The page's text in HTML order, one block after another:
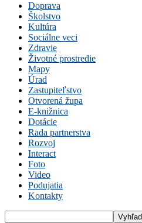
Doprava
Školstvo
Kultúra
Sociálne veci
Zdravie
Životné prostredie
Mapy
Úrad
Zastupiteľstvo
Otvorená župa
E-knižnica
Dotácie
Rada partnerstva
Rozvoj
Interact
Foto
Video
Podujatia
Kontakty